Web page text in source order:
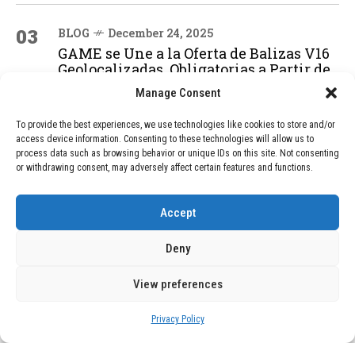
Manage Consent
To provide the best experiences, we use technologies like cookies to store and/or
access device information. Consenting to these technologies will allow us to
process data such as browsing behavior or unique IDs on this site. Not consenting
or withdrawing consent, may adversely affect certain features and functions.
Accept
Deny
View preferences
Privacy Policy
03 BLOG December 24, 2025
GAME se Une a la Oferta de Balizas V16
Geolocalizadas, Obligatorias a Partir de
04 BLOG December 24, 2025
Devastadora Explosión en Residencia
de Ancianos de Pensilvania Deja al
Menos Dos Víctimas Fatales